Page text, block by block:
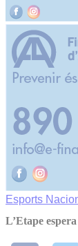
Esports
L’Etape